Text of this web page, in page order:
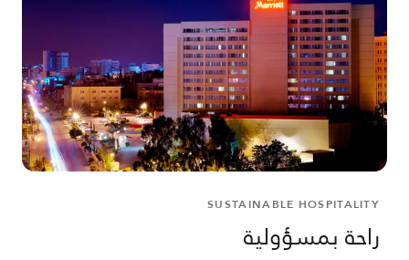
SUSTAINABLE HOSPITALITY
راحة بمسؤولية